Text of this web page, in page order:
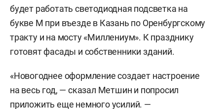
будет работать светодиодная подсветка на
букве М при въезде в Казань по Оренбургскому
тракту и на мосту «Миллениум». К празднику
готовят фасады и собственники зданий.
«Новогоднее оформление создает настроение
на весь год, — сказал Метшин и попросил
приложить еще немного усилий. —